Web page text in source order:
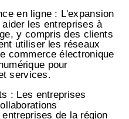
en ligne : L'expansion
les entreprises à
y compris des clients
utiliser les réseaux
commerce électronique
pour
services.
: Les entreprises
de la région